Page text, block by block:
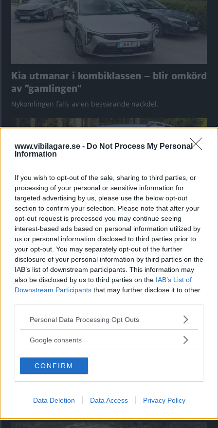
www.vibilagare.se - Do Not Process My Personal
Information
If you wish to opt-out of the sale, sharing to third parties, or
processing of your personal or sensitive information for
targeted advertising by us, please use the below opt-out
section to confirm your selection. Please note that after your
opt-out request is processed you may continue seeing
interest-based ads based on personal information utilized by
us or personal information disclosed to third parties prior to
your opt-out. You may separately opt-out of the further
disclosure of your personal information by third parties on the
IAB’s list of downstream participants. This information may
also be disclosed by us to third parties on the IAB’s List of
Downstream Participants that may further disclose it to other
Please note that this website/app uses one or more Google
not limited to your visit or usage behaviour. You may click to
use your data for below specified purposes in below Google
consent section.
Personal Data Processing Opt Outs
Google consents
CONFIRM
Data Deletion Data Access Privacy Policy
Kia utmanar i kombiklassen – blir omkörd
av ”gamlingen”
Nykomlingen fälls av en besvärande nackdel.
”God chans att bli ny favorit”
Utbudet av terrängdugliga kombibilar har krympt men fylls
nu på av eldrivna Toyota bZ4X Touring. Vi provkör.
Vi ställe nykomlingen mot Audi Q3 och Mazda CX-5.